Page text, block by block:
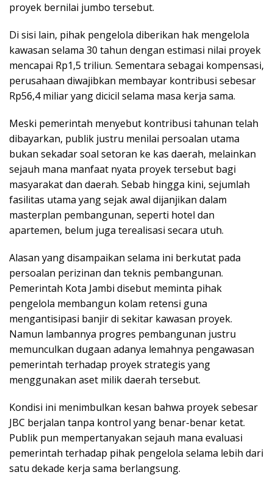
proyek bernilai jumbo tersebut.
Di sisi lain, pihak pengelola diberikan hak mengelola
kawasan selama 30 tahun dengan estimasi nilai proyek
mencapai Rp1,5 triliun. Sementara sebagai kompensasi,
perusahaan diwajibkan membayar kontribusi sebesar
Rp56,4 miliar yang dicicil selama masa kerja sama.
Meski pemerintah menyebut kontribusi tahunan telah
dibayarkan, publik justru menilai persoalan utama
bukan sekadar soal setoran ke kas daerah, melainkan
sejauh mana manfaat nyata proyek tersebut bagi
masyarakat dan daerah. Sebab hingga kini, sejumlah
fasilitas utama yang sejak awal dijanjikan dalam
masterplan pembangunan, seperti hotel dan
apartemen, belum juga terealisasi secara utuh.
Alasan yang disampaikan selama ini berkutat pada
persoalan perizinan dan teknis pembangunan.
Pemerintah Kota Jambi disebut meminta pihak
pengelola membangun kolam retensi guna
mengantisipasi banjir di sekitar kawasan proyek.
Namun lambannya progres pembangunan justru
memunculkan dugaan adanya lemahnya pengawasan
pemerintah terhadap proyek strategis yang
menggunakan aset milik daerah tersebut.
Kondisi ini menimbulkan kesan bahwa proyek sebesar
JBC berjalan tanpa kontrol yang benar-benar ketat.
Publik pun mempertanyakan sejauh mana evaluasi
pemerintah terhadap pihak pengelola selama lebih dari
satu dekade kerja sama berlangsung.